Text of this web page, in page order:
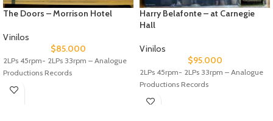
The Doors – Morrison Hotel
Vinilos
$85.000
2LPs 45rpm- 2LPs 33rpm – Analogue
Productions Records
Harry Belafonte – at Carnegie
Hall
Vinilos
$95.000
2LPs 45rpm- 2LPs 33rpm – Analogue
Productions Records